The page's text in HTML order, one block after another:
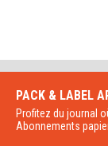
PACK & LABEL
Profitez du journal
Abonnements